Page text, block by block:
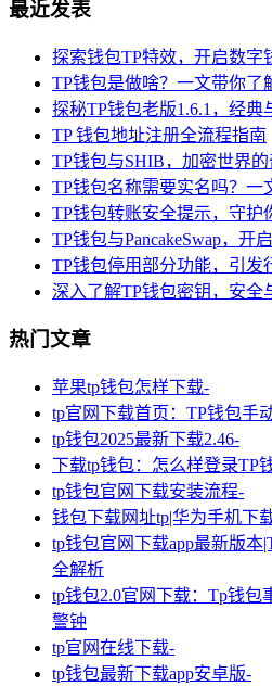
最近发表
探索钱包TP特效，开启数字
TP钱包是做啥？一文带你了
探秘TP钱包老版1.6.1，经典
TP 钱包地址注册全流程指南
TP钱包与SHIB，加密世界
TP钱包名称需要实名吗？一
TP钱包转账安全提示，守护
TP钱包与PancakeSwap，开
TP钱包停用部分功能，引发
深入了解TP钱包密钥，安全
热门文章
苹果tp钱包怎样下载-
tp官网下载首页：TP钱包手
tp钱包2025最新下载2.46-
下载tp钱包：怎么样登录TP
tp钱包官网下载安装流程-
钱包下载网址tp|华为手机下
tp钱包官网下载app最新版本
全解析
tp钱包2.0官网下载：Tp钱
警钟
tp官网在线下载-
tp钱包最新下载app安卓版-